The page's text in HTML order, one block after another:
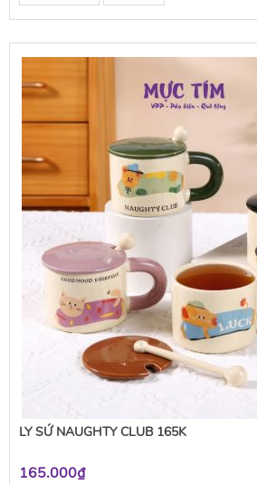
LY SỨ NAUGHTY CLUB 165K
165.000₫